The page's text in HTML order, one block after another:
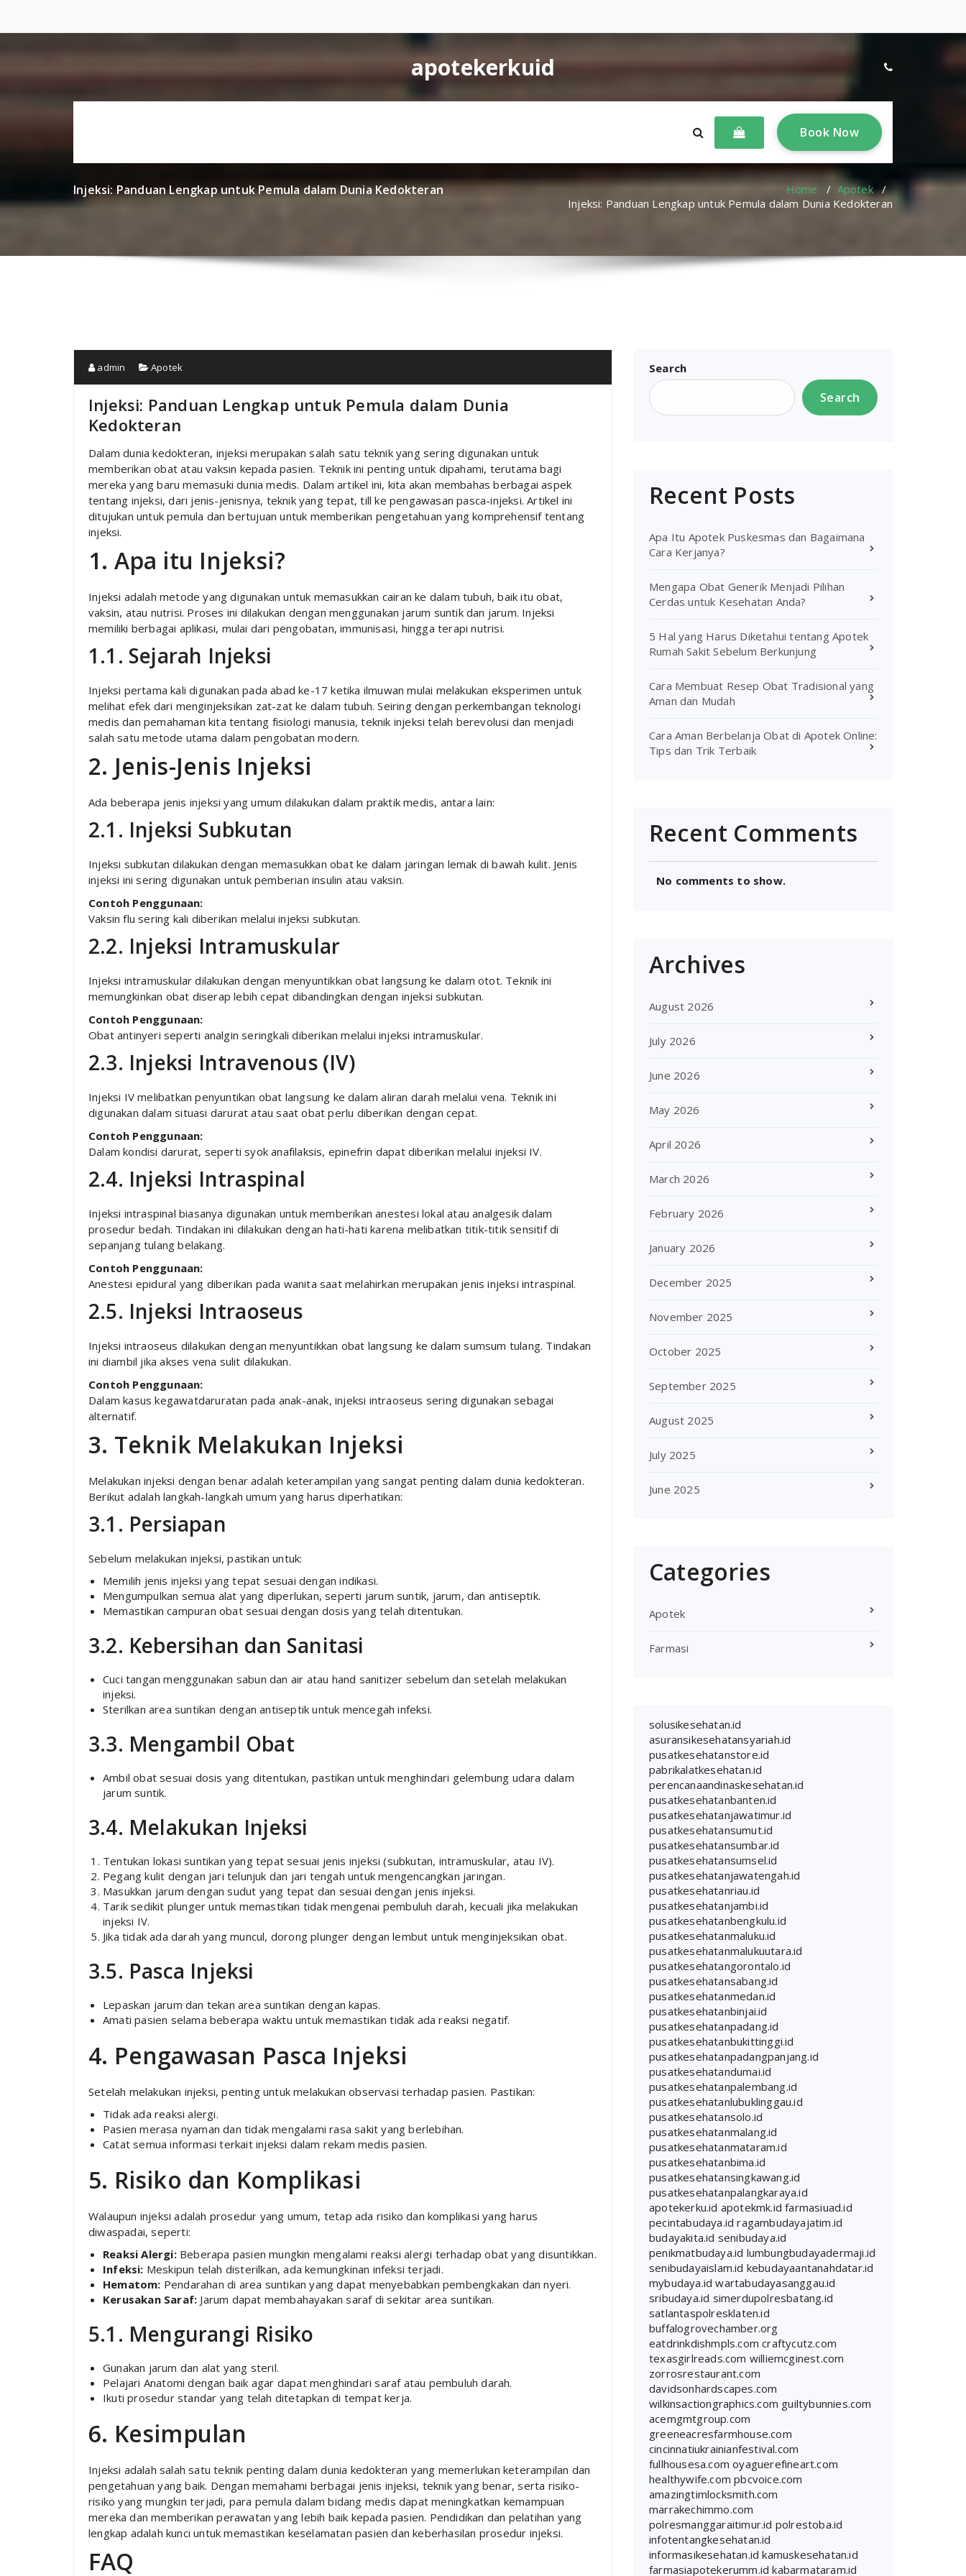
content
apotekerkuid
Book Now
Injeksi: Panduan Lengkap untuk Pemula dalam Dunia Kedokteran Home / Apotek/
Injeksi: Panduan Lengkap untuk Pemula dalam Dunia Kedokteran
admin Apotek
Injeksi: Panduan Lengkap untuk Pemula dalam Dunia
Kedokteran
Dalam dunia kedokteran, injeksi merupakan salah satu teknik yang sering digunakan untuk
memberikan obat atau vaksin kepada pasien. Teknik ini penting untuk dipahami, terutama bagi
mereka yang baru memasuki dunia medis. Dalam artikel ini, kita akan membahas berbagai aspek
tentang injeksi, dari jenis-jenisnya, teknik yang tepat, till ke pengawasan pasca-injeksi. Artikel ini
ditujukan untuk pemula dan bertujuan untuk memberikan pengetahuan yang komprehensif tentang
injeksi.
1. Apa itu Injeksi?
Injeksi adalah metode yang digunakan untuk memasukkan cairan ke dalam tubuh, baik itu obat,
vaksin, atau nutrisi. Proses ini dilakukan dengan menggunakan jarum suntik dan jarum. Injeksi
memiliki berbagai aplikasi, mulai dari pengobatan, immunisasi, hingga terapi nutrisi.
1.1. Sejarah Injeksi
Injeksi pertama kali digunakan pada abad ke-17 ketika ilmuwan mulai melakukan eksperimen untuk
melihat efek dari menginjeksikan zat-zat ke dalam tubuh. Seiring dengan perkembangan teknologi
medis dan pemahaman kita tentang fisiologi manusia, teknik injeksi telah berevolusi dan menjadi
salah satu metode utama dalam pengobatan modern.
2. Jenis-Jenis Injeksi
Ada beberapa jenis injeksi yang umum dilakukan dalam praktik medis, antara lain:
2.1. Injeksi Subkutan
Injeksi subkutan dilakukan dengan memasukkan obat ke dalam jaringan lemak di bawah kulit. Jenis
injeksi ini sering digunakan untuk pemberian insulin atau vaksin.
Contoh Penggunaan:
Vaksin flu sering kali diberikan melalui injeksi subkutan.
2.2. Injeksi Intramuskular
Injeksi intramuskular dilakukan dengan menyuntikkan obat langsung ke dalam otot. Teknik ini
memungkinkan obat diserap lebih cepat dibandingkan dengan injeksi subkutan.
Contoh Penggunaan:
Obat antinyeri seperti analgin seringkali diberikan melalui injeksi intramuskular.
2.3. Injeksi Intravenous (IV)
Injeksi IV melibatkan penyuntikan obat langsung ke dalam aliran darah melalui vena. Teknik ini
digunakan dalam situasi darurat atau saat obat perlu diberikan dengan cepat.
Contoh Penggunaan:
Dalam kondisi darurat, seperti syok anafilaksis, epinefrin dapat diberikan melalui injeksi IV.
2.4. Injeksi Intraspinal
Injeksi intraspinal biasanya digunakan untuk memberikan anestesi lokal atau analgesik dalam
prosedur bedah. Tindakan ini dilakukan dengan hati-hati karena melibatkan titik-titik sensitif di
sepanjang tulang belakang.
Contoh Penggunaan:
Anestesi epidural yang diberikan pada wanita saat melahirkan merupakan jenis injeksi intraspinal.
2.5. Injeksi Intraoseus
Injeksi intraoseus dilakukan dengan menyuntikkan obat langsung ke dalam sumsum tulang. Tindakan
ini diambil jika akses vena sulit dilakukan.
Contoh Penggunaan:
Dalam kasus kegawatdaruratan pada anak-anak, injeksi intraoseus sering digunakan sebagai
alternatif.
3. Teknik Melakukan Injeksi
Melakukan injeksi dengan benar adalah keterampilan yang sangat penting dalam dunia kedokteran.
Berikut adalah langkah-langkah umum yang harus diperhatikan:
3.1. Persiapan
Sebelum melakukan injeksi, pastikan untuk:
Memilih jenis injeksi yang tepat sesuai dengan indikasi.
Mengumpulkan semua alat yang diperlukan, seperti jarum suntik, jarum, dan antiseptik.
Memastikan campuran obat sesuai dengan dosis yang telah ditentukan.
3.2. Kebersihan dan Sanitasi
Cuci tangan menggunakan sabun dan air atau hand sanitizer sebelum dan setelah melakukan
injeksi.
Sterilkan area suntikan dengan antiseptik untuk mencegah infeksi.
3.3. Mengambil Obat
Ambil obat sesuai dosis yang ditentukan, pastikan untuk menghindari gelembung udara dalam
jarum suntik.
3.4. Melakukan Injeksi
Tentukan lokasi suntikan yang tepat sesuai jenis injeksi (subkutan, intramuskular, atau IV).
Pegang kulit dengan jari telunjuk dan jari tengah untuk mengencangkan jaringan.
Masukkan jarum dengan sudut yang tepat dan sesuai dengan jenis injeksi.
Tarik sedikit plunger untuk memastikan tidak mengenai pembuluh darah, kecuali jika melakukan
injeksi IV.
Jika tidak ada darah yang muncul, dorong plunger dengan lembut untuk menginjeksikan obat.
3.5. Pasca Injeksi
Lepaskan jarum dan tekan area suntikan dengan kapas.
Amati pasien selama beberapa waktu untuk memastikan tidak ada reaksi negatif.
4. Pengawasan Pasca Injeksi
Setelah melakukan injeksi, penting untuk melakukan observasi terhadap pasien. Pastikan:
Tidak ada reaksi alergi.
Pasien merasa nyaman dan tidak mengalami rasa sakit yang berlebihan.
Catat semua informasi terkait injeksi dalam rekam medis pasien.
5. Risiko dan Komplikasi
Walaupun injeksi adalah prosedur yang umum, tetap ada risiko dan komplikasi yang harus
diwaspadai, seperti:
Reaksi Alergi:Beberapa pasien mungkin mengalami reaksi alergi terhadap obat yang disuntikkan.
Infeksi: Meskipun telah disterilkan, ada kemungkinan infeksi terjadi.
Hematom: Pendarahan di area suntikan yang dapat menyebabkan pembengkakan dan nyeri.
Kerusakan Saraf: Jarum dapat membahayakan saraf di sekitar area suntikan.
5.1. Mengurangi Risiko
Gunakan jarum dan alat yang steril.
Pelajari Anatomi dengan baik agar dapat menghindari saraf atau pembuluh darah.
Ikuti prosedur standar yang telah ditetapkan di tempat kerja.
6. Kesimpulan
Injeksi adalah salah satu teknik penting dalam dunia kedokteran yang memerlukan keterampilan dan
pengetahuan yang baik. Dengan memahami berbagai jenis injeksi, teknik yang benar, serta risiko-
risiko yang mungkin terjadi, para pemula dalam bidang medis dapat meningkatkan kemampuan
mereka dan memberikan perawatan yang lebih baik kepada pasien. Pendidikan dan pelatihan yang
lengkap adalah kunci untuk memastikan keselamatan pasien dan keberhasilan prosedur injeksi.
FAQ
Search
Search
Recent Posts
Apa Itu Apotek Puskesmas dan Bagaimana
Cara Kerjanya?
Mengapa Obat Generik Menjadi Pilihan
Cerdas untuk Kesehatan Anda?
5 Hal yang Harus Diketahui tentang Apotek
Rumah Sakit Sebelum Berkunjung
Cara Membuat Resep Obat Tradisional yang
Aman dan Mudah
Cara Aman Berbelanja Obat di Apotek Online:
Tips dan Trik Terbaik
Recent Comments
No comments to show.
Archives
August 2026
July 2026
June 2026
May 2026
April 2026
March 2026
February 2026
January 2026
December 2025
November 2025
October 2025
September 2025
August 2025
July 2025
June 2025
Categories
Apotek
Farmasi
solusikesehatan.id
asuransikesehatansyariah.id
pusatkesehatanstore.id
pabrikalatkesehatan.id
perencanaandinaskesehatan.id
pusatkesehatanbanten.id
pusatkesehatanjawatimur.id
pusatkesehatansumut.id
pusatkesehatansumbar.id
pusatkesehatansumsel.id
pusatkesehatanjawatengah.id
pusatkesehatanriau.id
pusatkesehatanjambi.id
pusatkesehatanbengkulu.id
pusatkesehatanmaluku.id
pusatkesehatanmalukuutara.id
pusatkesehatangorontalo.id
pusatkesehatansabang.id
pusatkesehatanmedan.id
pusatkesehatanbinjai.id
pusatkesehatanpadang.id
pusatkesehatanbukittinggi.id
pusatkesehatanpadangpanjang.id
pusatkesehatandumai.id
pusatkesehatanpalembang.id
pusatkesehatanlubuklinggau.id
pusatkesehatansolo.id
pusatkesehatanmalang.id
pusatkesehatanmataram.id
pusatkesehatanbima.id
pusatkesehatansingkawang.id
pusatkesehatanpalangkaraya.id
apotekerku.id apotekmk.id farmasiuad.id
pecintabudaya.id ragambudayajatim.id
budayakita.id senibudaya.id
penikmatbudaya.id lumbungbudayadermaji.id
senibudayaislam.id kebudayaantanahdatar.id
mybudaya.id wartabudayasanggau.id
sribudaya.id simerdupolresbatang.id
satlantaspolresklaten.id
buffalogrovechamber.org
eatdrinkdishmpls.com craftycutz.com
texasgirlreads.com williemcginest.com
zorrosrestaurant.com
davidsonhardscapes.com
wilkinsactiongraphics.com guiltybunnies.com
acemgmtgroup.com
greeneacresfarmhouse.com
cincinnatiukrainianfestival.com
fullhousesa.com oyaguerefineart.com
healthywife.com pbcvoice.com
amazingtimlocksmith.com
marrakechimmo.com
polresmanggaraitimur.id polrestoba.id
infotentangkesehatan.id
informasikesehatan.id kamuskesehatan.id
farmasiapotekerumm.id kabarmataram.id